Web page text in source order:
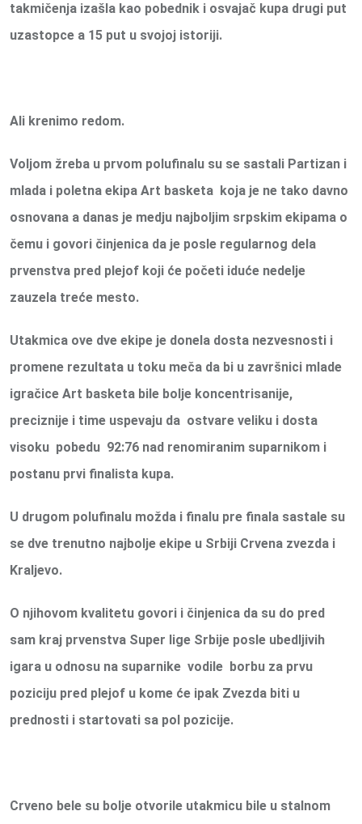
takmičenja izašla kao pobednik i osvajač kupa drugi put
uzastopce a 15 put u svojoj istoriji.
Ali krenimo redom.
Voljom žreba u prvom polufinalu su se sastali Partizan i
mlada i poletna ekipa Art basketa koja je ne tako davno
osnovana a danas je medju najboljim srpskim ekipama o
čemu i govori činjenica da je posle regularnog dela
prvenstva pred plejof koji će početi iduće nedelje
zauzela treće mesto.
Utakmica ove dve ekipe je donela dosta nezvesnosti i
promene rezultata u toku meča da bi u završnici mlade
igračice Art basketa bile bolje koncentrisanije,
preciznije i time uspevaju da ostvare veliku i dosta
visoku pobedu 92:76 nad renomiranim suparnikom i
postanu prvi finalista kupa.
U drugom polufinalu možda i finalu pre finala sastale su
se dve trenutno najbolje ekipe u Srbiji Crvena zvezda i
Kraljevo.
O njihovom kvalitetu govori i činjenica da su do pred
sam kraj prvenstva Super lige Srbije posle ubedljivih
igara u odnosu na suparnike vodile borbu za prvu
poziciju pred plejof u kome će ipak Zvezda biti u
prednosti i startovati sa pol pozicije.
Crveno bele su bolje otvorile utakmicu bile u stalnom